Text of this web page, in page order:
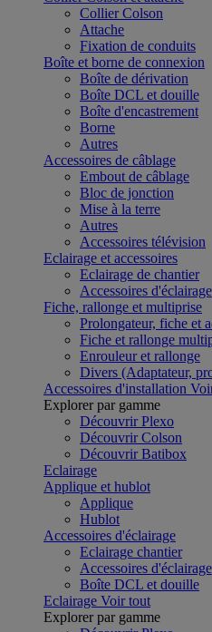
Collier Colson
Attache
Fixation de conduits
Boîte et borne de connexion
Boîte de dérivation
Boîte DCL et douille
Boîte d'encastrement
Borne
Autres
Accessoires de câblage
Embout de câblage
Bloc de jonction
Mise à la terre
Autres
Accessoires télévision
Eclairage et accessoires
Eclairage de chantier
Accessoires d'éclairage
Fiche, rallonge et multiprise
Prolongateur, fiche et
Fiche et rallonge
Enrouleur et rallonge
Divers (Adaptateur,
Accessoires d'installation
Explorer par gamme
Découvrir Plexo
Découvrir Colson
Découvrir Batibox
Eclairage
Applique et hublot
Applique
Hublot
Accessoires d'éclairage
Eclairage chantier
Accessoires d'éclairage
Boîte DCL et douille
Eclairage Voir tout
Explorer par gamme